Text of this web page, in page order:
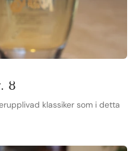
8
klassiker som i detta